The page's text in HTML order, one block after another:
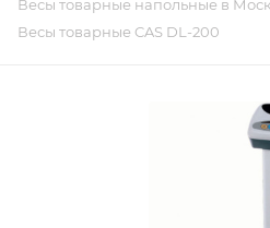
Весы товарные напольные в
Весы товарные CAS DL-200